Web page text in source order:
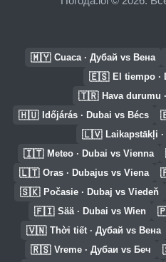
🇲🇾 Cuaca · Дубай vs Вена
🇪🇸 El tiempo ·
🇹🇷 Hava durumu
🇭🇺 Időjárás · Dubai vs Bécs
🇱🇻 Laikapstākļi
🇮🇹 Meteo · Dubai vs Vienna
🇱🇹 Oras · Dubajus vs Viena
🇸🇰 Počasie · Dubaj vs Viedeň
🇫🇮 Sää · Dubai vs Wien
🇻🇳 Thời tiết · Дубай vs Вена
🇷🇸 Vreme · Дубаи vs Беч